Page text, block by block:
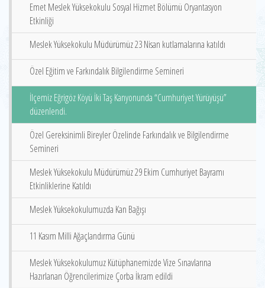
Emet Meslek Yüksekokulu Sosyal Hizmet Bölümü Oryantasyon
Etkinliği
Meslek Yüksekokulu Müdürümüz 23 Nisan kutlamalarına katıldı
Özel Eğitim ve Farkındalık Bilgilendirme Semineri
İlçemiz Eğrigöz Köyü İki Taş Kanyonunda “Cumhuriyet Yürüyüşü”
düzenlendi.
Özel Gereksinimli Bireyler Özelinde Farkındalık ve Bilgilendirme
Semineri
Meslek Yüksekokulu Müdürümüz 29 Ekim Cumhuriyet Bayramı
Etkinliklerine Katıldı
Meslek Yüksekokulumuzda Kan Bağışı
11 Kasım Milli Ağaçlandırma Günü
Meslek Yüksekokulumuz Kütüphanemizde Vize Sınavlarına
Hazırlanan Öğrencilerimize Çorba İkram edildi